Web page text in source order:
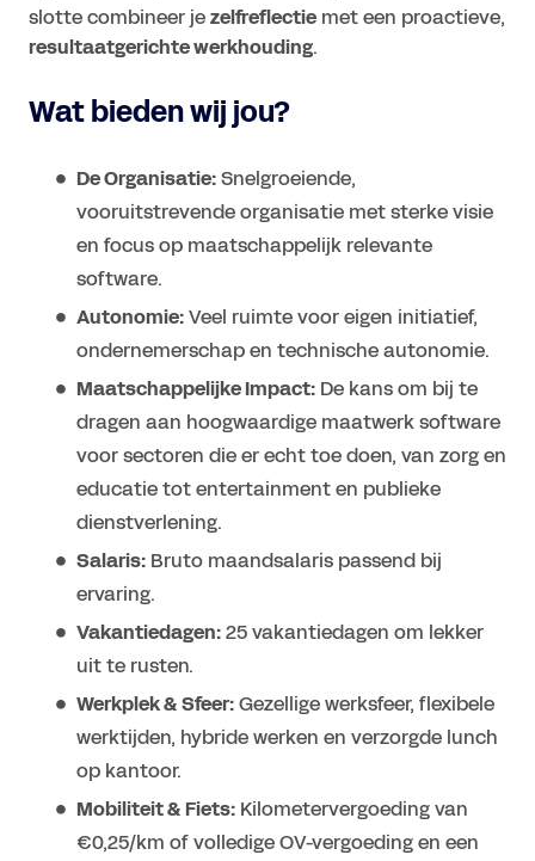
slotte combineer jezelfreflectie met een proactieve,
resultaatgerichte werkhouding.
Wat bieden wij jou?
De Organisatie:Snelgroeiende,
vooruitstrevende organisatie met sterke visie
en focus op maatschappelijk relevante
software.
Autonomie:Veel ruimte voor eigen initiatief,
ondernemerschap en technische autonomie.
Maatschappelijke Impact: De kans om bij te
dragen aan hoogwaardige maatwerk software
voor sectoren die er echt toe doen, van zorg en
educatie tot entertainment en publieke
dienstverlening.
Salaris: Bruto maandsalaris passend bij
ervaring.
Vakantiedagen:25 vakantiedagen om lekker
uit te rusten.
Werkplek & Sfeer:Gezellige werksfeer, flexibele
werktijden, hybride werken en verzorgde lunch
op kantoor.
Mobiliteit & Fiets: Kilometervergoeding van
€0,25/km of volledige OV-vergoeding en een